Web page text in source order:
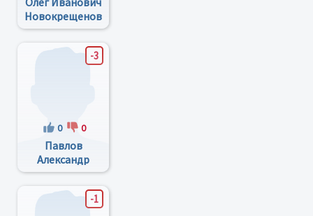
Новокрещенов
-3
0 0
Павлов
Александр
Валерьевич
-1